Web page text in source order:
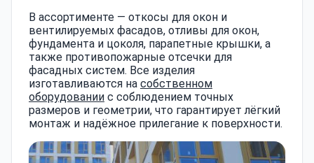
В ассортименте — откосы для окон и
вентилируемых фасадов, отливы для окон,
фундамента и цоколя, парапетные крышки, а
также противопожарные отсечки для
фасадных систем. Все изделия
изготавливаются на собственном
оборудовании с соблюдением точных
размеров и геометрии, что гарантирует лёгкий
монтаж и надёжное прилегание к поверхности.